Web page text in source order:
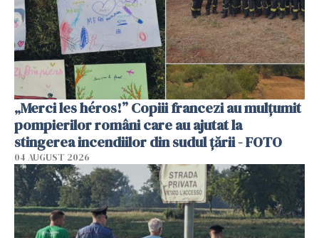
„Merci les héros!” Copiii francezi au mulțumit
pompierilor români care au ajutat la
stingerea incendiilor din sudul țării - FOTO
04 AUGUST 2026